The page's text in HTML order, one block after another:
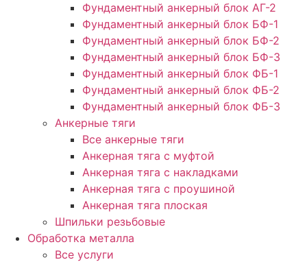
Фундаментный анкерный блок АГ-2
Фундаментный анкерный блок БФ-1
Фундаментный анкерный блок БФ-2
Фундаментный анкерный блок БФ-3
Фундаментный анкерный блок ФБ-1
Фундаментный анкерный блок ФБ-2
Фундаментный анкерный блок ФБ-3
Анкерные тяги
Все анкерные тяги
Анкерная тяга с муфтой
Анкерная тяга с накладками
Анкерная тяга с проушиной
Анкерная тяга плоская
Шпильки резьбовые
Обработка металла
Все услуги